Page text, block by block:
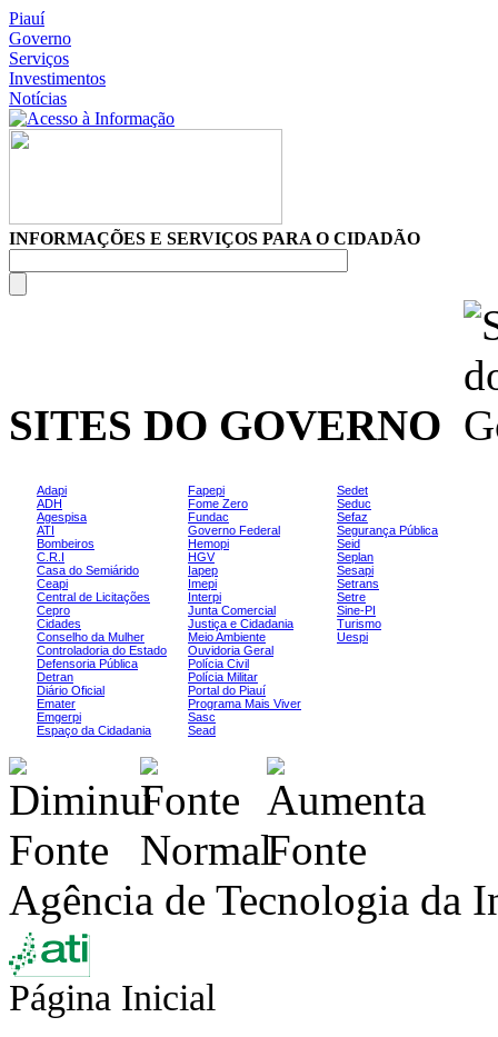
Piauí
Governo
Serviços
Investimentos
Notícias
INFORMAÇÕES E SERVIÇOS PARA O CIDADÃO
SITES DO GOVERNO
Adapi
ADH
Agespisa
ATI
Bombeiros
C.R.I
Casa do Semiárido
Ceapi
Central de Licitações
Cepro
Cidades
Conselho da Mulher
Controladoria do Estado
Defensoria Pública
Detran
Diário Oficial
Emater
Emgerpi
Espaço da Cidadania
Fapepi
Fome Zero
Fundac
Governo Federal
Hemopi
HGV
Iapep
Imepi
Interpi
Junta Comercial
Justiça e Cidadania
Meio Ambiente
Ouvidoria Geral
Polícia Civil
Polícia Militar
Portal do Piauí
Programa Mais Viver
Sasc
Sead
Sedet
Seduc
Sefaz
Segurança Pública
Seid
Seplan
Sesapi
Setrans
Setre
Sine-PI
Turismo
Uespi
Agência de Tecnologia da
Página Inicial